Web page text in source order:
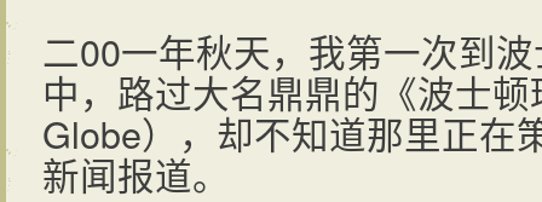
二00一年秋天，我第一次到
中，路过大名鼎鼎的《波士
Globe），却不知道那里正在
新闻报道。